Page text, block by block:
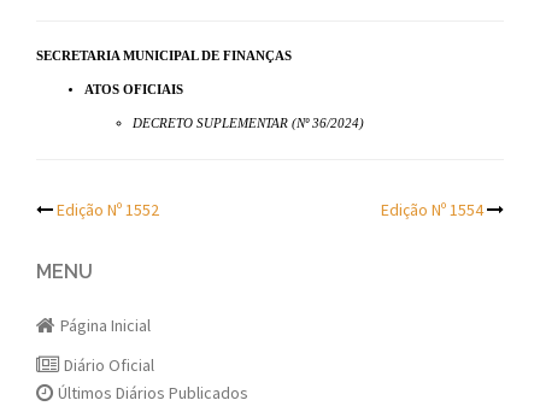
SECRETARIA MUNICIPAL DE FINANÇAS
ATOS OFICIAIS
DECRETO SUPLEMENTAR (Nº 36/2024)
Post
navigation
Edição Nº 1552 Edição Nº 1554
MENU
Página Inicial
Diário Oficial
Últimos Diários Publicados